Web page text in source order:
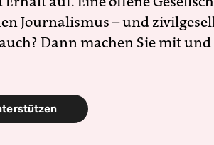
Journalismus – und
Dann machen Sie mit